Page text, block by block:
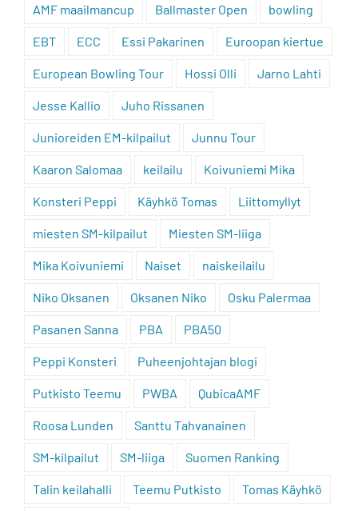
AMF maailmancup Ballmaster Open bowling
EBT ECC Essi Pakarinen Euroopan kiertue
European Bowling Tour Hossi Olli Jarno Lahti
Jesse Kallio Juho Rissanen
Junioreiden EM-kilpailut Junnu Tour
Kaaron Salomaa keilailu Koivuniemi Mika
Konsteri Peppi Käyhkö Tomas Liittomyllyt
miesten SM-kilpailut Miesten SM-liiga
Mika Koivuniemi Naiset naiskeilailu
Niko Oksanen Oksanen Niko Osku Palermaa
Pasanen Sanna PBA PBA50
Peppi Konsteri Puheenjohtajan blogi
Putkisto Teemu PWBA QubicaAMF
Roosa Lunden Santtu Tahvanainen
SM-kilpailut SM-liiga Suomen Ranking
Talin keilahalli Teemu Putkisto Tomas Käyhkö